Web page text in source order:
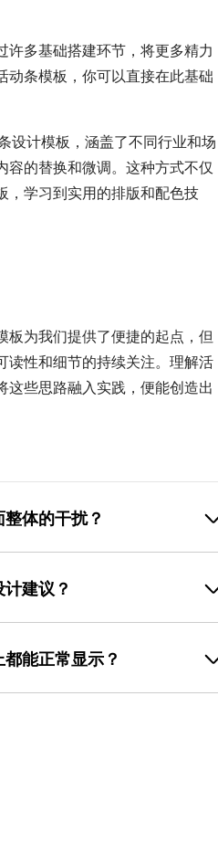
许多基础搭建环节，将更多精力
动条模板，你可以直接在此基础
设计模板，涵盖了不同行业和场
容的替换和微调。这种方式不仅
，学习到实用的排版和配色技
板为我们提供了便捷的起点，但
读性和细节的持续关注。理解活
这些思路融入实践，便能创造出
体的干扰？
，避免使用过于刺眼的颜色。
是过于突兀。在实践中，参考
建议？
用加粗或稍大的字体显示，副
能正常显示？
在制作过程中实时查看不同屏